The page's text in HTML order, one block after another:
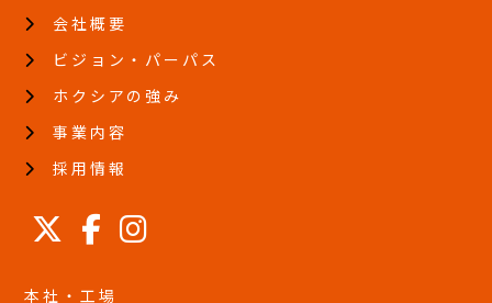
会社概要
ビジョン・パーパス
ホクシアの強み
事業内容
採用情報
本社・工場